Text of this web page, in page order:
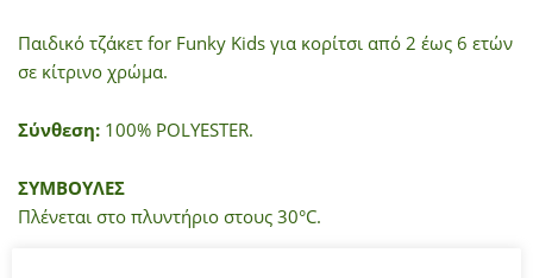
Παιδικό τζάκετ for Funky Kids για κορίτσι από 2 έως 6 ετών
σε κίτρινο χρώμα.
Σύνθεση: 100% POLYESTER.
ΣΥΜΒΟΥΛΕΣ
Πλένεται στο πλυντήριο στους 30°C.